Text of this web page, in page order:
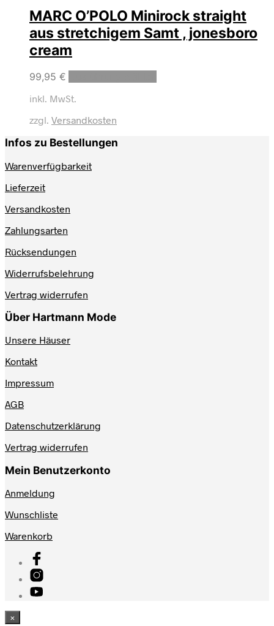
MARC O’POLO Minirock straight
aus stretchigem Samt , jonesboro
cream
99,95 €
inkl. MwSt.
zzgl. Versandkosten
Infos zu Bestellungen
Warenverfügbarkeit
Lieferzeit
Versandkosten
Zahlungsarten
Rücksendungen
Widerrufsbelehrung
Vertrag widerrufen
Über Hartmann Mode
Unsere Häuser
Kontakt
Impressum
AGB
Datenschutzerklärung
Vertrag widerrufen
Mein Benutzerkonto
Anmeldung
Wunschliste
Warenkorb
×